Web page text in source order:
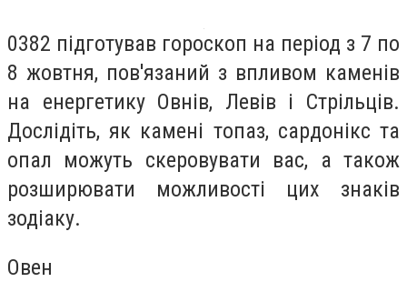
0382 підготував гороскоп на період з 7 по
8 жовтня, пов'язаний з впливом каменів
на енергетику Овнів, Левів і Стрільців.
Дослідіть, як камені топаз, сардонікс та
опал можуть скеровувати вас, а також
розширювати можливості цих знаків
зодіаку.
Овен